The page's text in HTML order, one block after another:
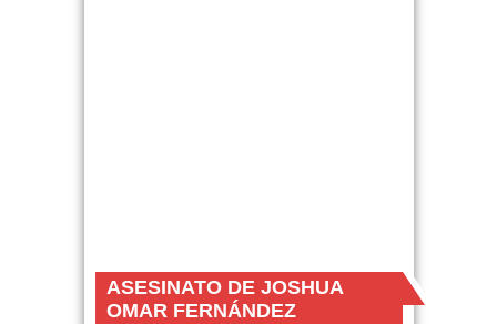
ASESINATO DE JOSHUA
OMAR FERNÁNDEZ